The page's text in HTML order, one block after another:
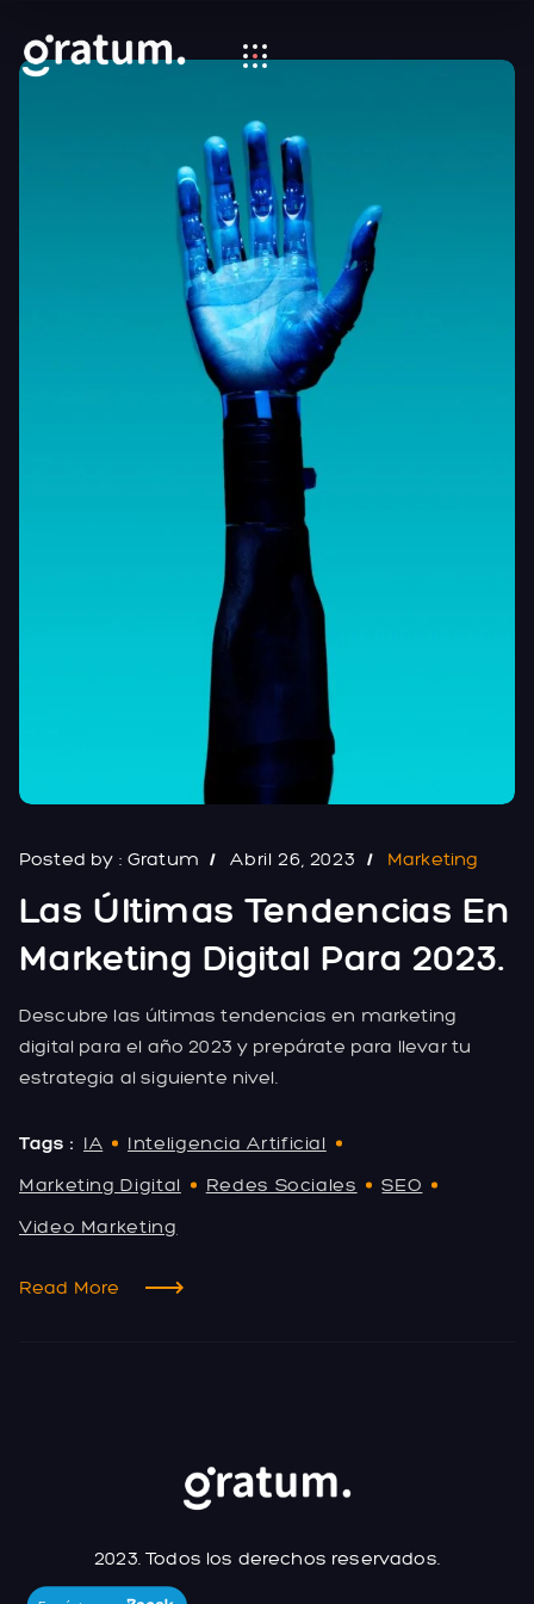
Posted by : Gratum Abril 26, 2023 Marketing
Las Últimas Tendencias En
Marketing Digital Para 2023.
Descubre las últimas tendencias en marketing
digital para el año 2023 y prepárate para llevar tu
estrategia al siguiente nivel.
Tags : IA
Inteligencia Artificial
Marketing Digital
Redes Sociales
SEO
Video Marketing
Read More
2023. Todos los derechos reservados.